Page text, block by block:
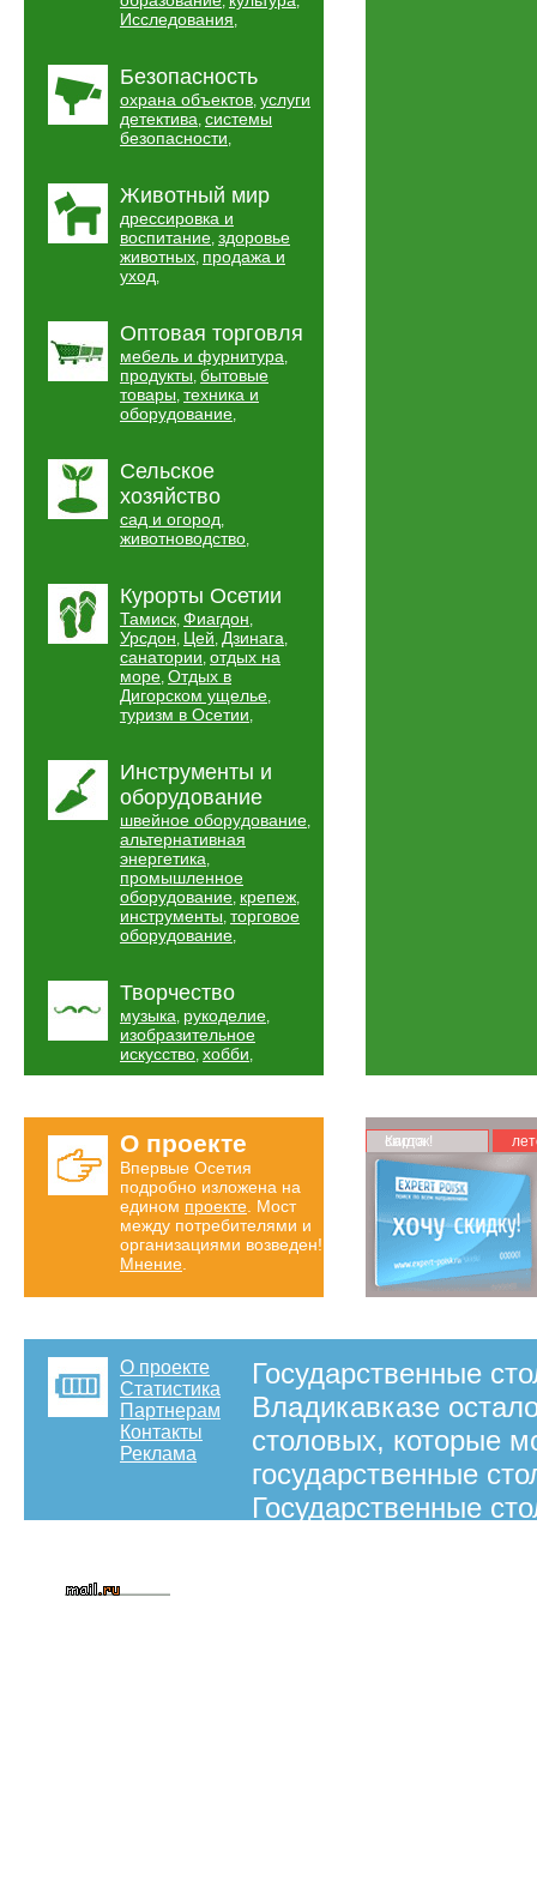
Исследования,
Безопасность
охрана объектов, услуги
детектива, системы
безопасности,
Животный мир
дрессировка и
воспитание, здоровье
животных, продажа и
уход,
Оптовая торговля
мебель и фурнитура,
продукты, бытовые
товары, техника и
оборудование,
Сельское
хозяйство
сад и огород,
животноводство,
Курорты Осетии
Тамиск, Фиагдон,
Урсдон, Цей, Дзинага,
санатории, отдых на
море, Отдых в
Дигорском ущелье,
туризм в Осетии,
Инструменты и
оборудование
швейное оборудование,
альтернативная
энергетика,
промышленное
оборудование, крепеж,
инструменты, торговое
оборудование,
Творчество
музыка, рукоделие,
изобразительное
искусство, хобби,
О проекте
Впервые Осетия
подробно изложена на
едином проекте . Мост
между потребителями и
организациями возведен!
Мнение
Карта скидок!
О проекте
Статистика
Партнерам
Контакты
Реклама
Государственные
Владикавказе
столовых, которые
государственные
Государственные